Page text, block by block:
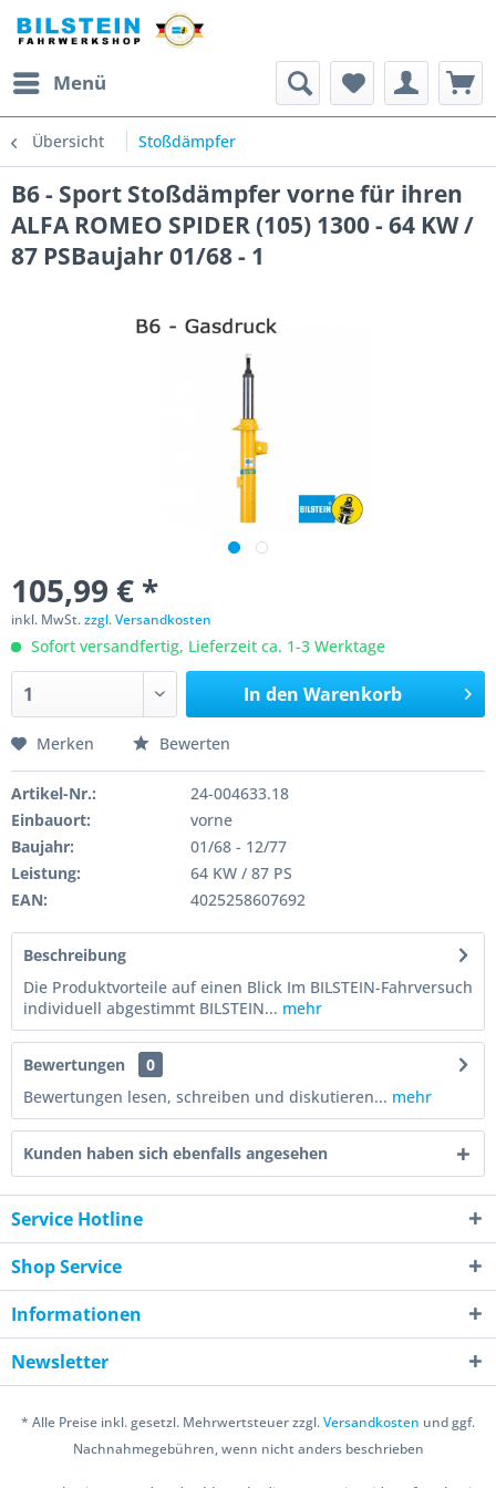
Menü
Übersicht Stoßdämpfer
B6 - Sport Stoßdämpfer vorne für ihren
ALFA ROMEO SPIDER (105) 1300 - 64 KW /
87 PSBaujahr 01/68 - 1
105,99 € *
inkl. MwSt.zzgl. Versandkosten
Sofort versandfertig, Lieferzeit ca. 1-3 Werktage
In den Warenkorb
Merken Bewerten
Artikel-Nr.:
24-004633.18
Einbauort:
vorne
Baujahr:
01/68 - 12/77
Leistung:
64 KW / 87 PS
EAN:
4025258607692
Beschreibung
Die Produktvorteile auf einen Blick Im BILSTEIN-Fahrversuch
individuell abgestimmt BILSTEIN... mehr
Bewertungen
0
Bewertungen lesen, schreiben und diskutieren... mehr
Kunden haben sich ebenfalls angesehen
Service Hotline
Shop Service
Informationen
Newsletter
* Alle Preise inkl. gesetzl. Mehrwertsteuer zzgl.Versandkosten und ggf.
Nachnahmegebühren, wenn nicht anders beschrieben